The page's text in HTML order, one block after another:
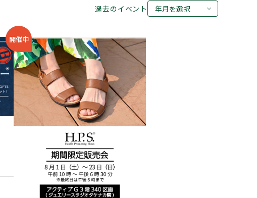
過去のイベント
年月を選択
開催中